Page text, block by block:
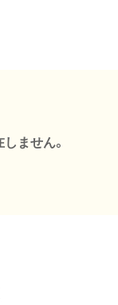
ません。